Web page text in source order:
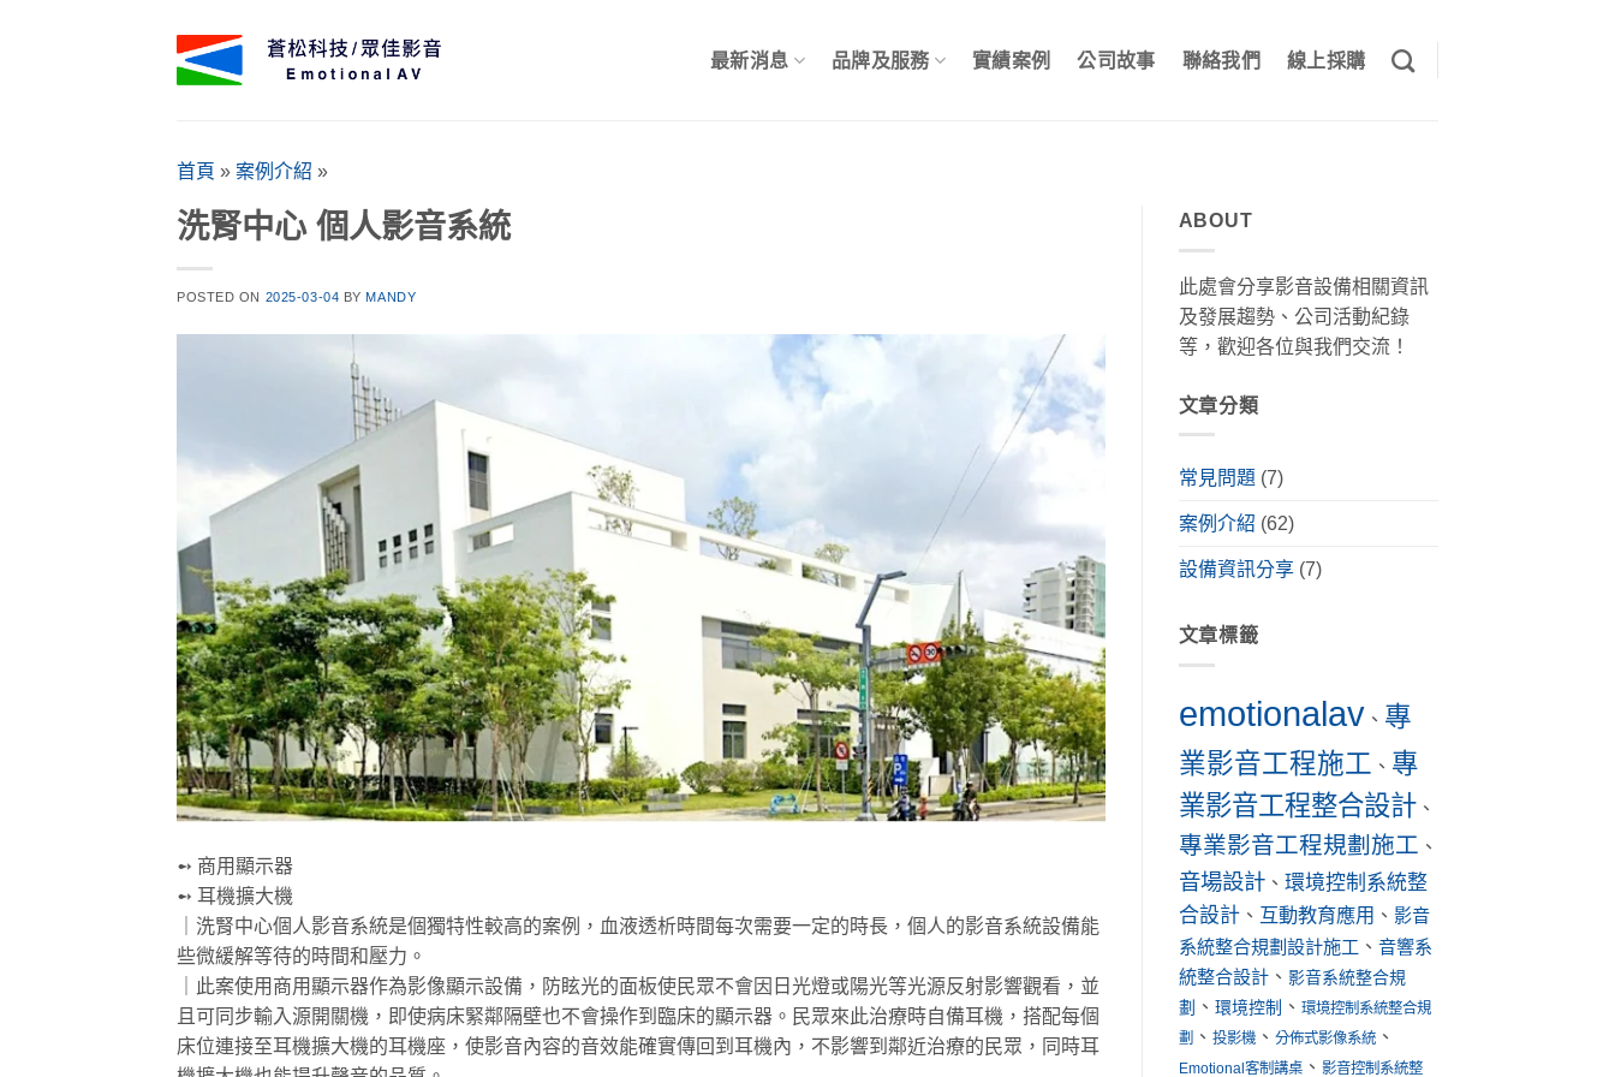
最新消息 品牌及服務 實績案例 公司故事 聯絡我們 線上採購
首頁 » 案例介紹 »
洗腎中心 個人影音系統
POSTED ON 2025-03-04 BYMANDY
➻ 商用顯示器
➻ 耳機擴大機
｜洗腎中心個人影音系統是個獨特性較高的案例，血液透析時間每次需要一定的時長，個人的影音系統設備能
些微緩解等待的時間和壓力。
｜此案使用商用顯示器作為影像顯示設備，防眩光的面板使民眾不會因日光燈或陽光等光源反射影響觀看，並
且可同步輸入源開關機，即使病床緊鄰隔壁也不會操作到臨床的顯示器。民眾來此治療時自備耳機，搭配每個
床位連接至耳機擴大機的耳機座，使影音內容的音效能確實傳回到耳機內，不影響到鄰近治療的民眾，同時耳
ABOUT
此處會分享影音設備相關資訊
及發展趨勢、公司活動紀錄
等，歡迎各位與我們交流！
文章分類
常見問題 (7)
案例介紹 (62)
設備資訊分享(7)
文章標籤
emotionalav 、 專
業影音工程施工 、 專
業影音工程整合設計、
專業影音工程規劃施工 、
音場設計、 環境控制系統整
合設計、 互動教育應用 、 影音
系統整合規劃設計施工 、 音響系
統整合設計、 影音系統整合規
劃 、 環境控制 、 環境控制系統整合規
劃、 投影機、 分佈式影像系統、
Emotional客制講桌、 影音控制系統整